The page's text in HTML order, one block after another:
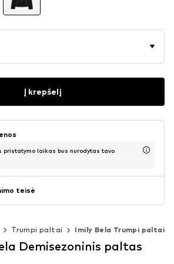
Į krepšelį
pristatymo laikas bus nurodytas tavo
teisė
Trumpi paltai Imily Bela Trumpi paltai
Demisezoninis paltas